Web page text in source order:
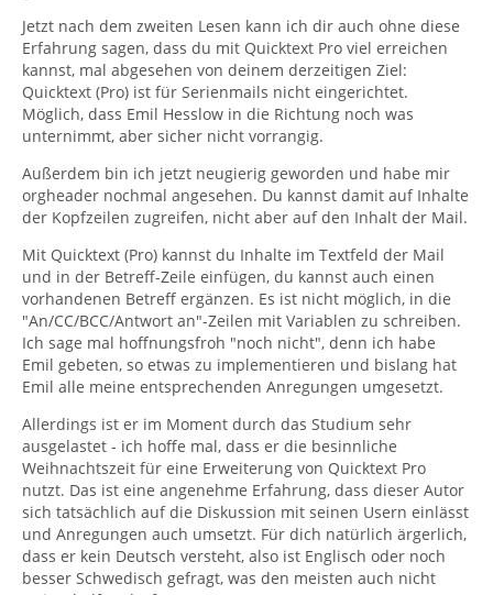
Jetzt nach dem zweiten Lesen kann ich dir auch ohne diese
Erfahrung sagen, dass du mit Quicktext Pro viel erreichen
kannst, mal abgesehen von deinem derzeitigen Ziel:
Quicktext (Pro) ist für Serienmails nicht eingerichtet.
Möglich, dass Emil Hesslow in die Richtung noch was
unternimmt, aber sicher nicht vorrangig.
Außerdem bin ich jetzt neugierig geworden und habe mir
orgheader nochmal angesehen. Du kannst damit auf Inhalte
der Kopfzeilen zugreifen, nicht aber auf den Inhalt der Mail.
Mit Quicktext (Pro) kannst du Inhalte im Textfeld der Mail
und in der Betreff-Zeile einfügen, du kannst auch einen
vorhandenen Betreff ergänzen. Es ist nicht möglich, in die
"An/CC/BCC/Antwort an"-Zeilen mit Variablen zu schreiben.
Ich sage mal hoffnungsfroh "noch nicht", denn ich habe
Emil gebeten, so etwas zu implementieren und bislang hat
Emil alle meine entsprechenden Anregungen umgesetzt.
Allerdings ist er im Moment durch das Studium sehr
ausgelastet - ich hoffe mal, dass er die besinnliche
Weihnachtszeit für eine Erweiterung von Quicktext Pro
nutzt. Das ist eine angenehme Erfahrung, dass dieser Autor
sich tatsächlich auf die Diskussion mit seinen Usern einlässt
und Anregungen auch umsetzt. Für dich natürlich ärgerlich,
dass er kein Deutsch versteht, also ist Englisch oder noch
besser Schwedisch gefragt, was den meisten auch nicht